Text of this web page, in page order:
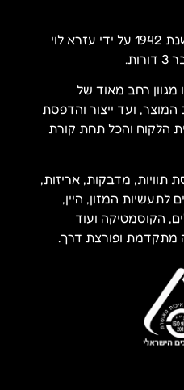
דפוס פאר פרינט נוסד בשנת 1942 על ידי עזרא לוי
מגוון רחב מאוד של
ועד ייצור והדפסת
הלקוח והכל תחת קורת
תוויות, מדבקות, אריזות,
לתעשיות המזון, היין,
הקוסמטיקה ועוד
מתקדמת ופורצת דרך.